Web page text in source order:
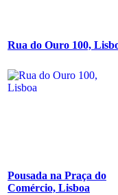
Rua do Ouro 100,
Pousada na Praça do
Comércio, Lisboa